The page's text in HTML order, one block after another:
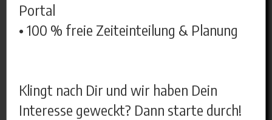
Portal
• 100 % freie Zeiteinteilung & Planung
Klingt nach Dir und wir haben Dein
Interesse geweckt? Dann starte durch!